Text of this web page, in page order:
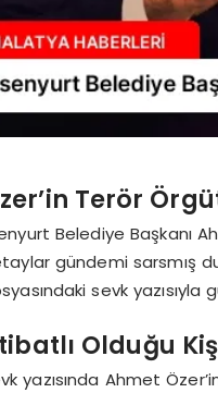
Terör
Belediye Başkanı
gündemi sarsmış
sevk yazısıyla
Olduğu
yazısında Ahmet